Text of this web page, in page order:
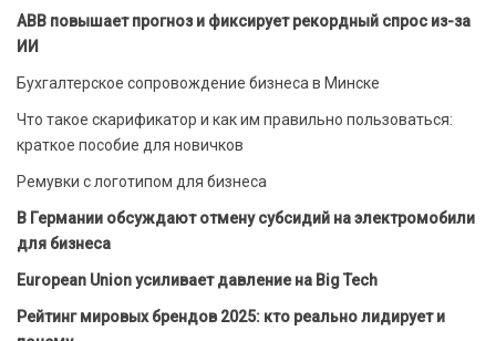
ABB повышает прогноз и фиксирует рекордный спрос из-за
ИИ
Бухгалтерское сопровождение бизнеса в Минске
Что такое скарификатор и как им правильно пользоваться:
краткое пособие для новичков
Ремувки с логотипом для бизнеса
В Германии обсуждают отмену субсидий на электромобили
для бизнеса
European Union усиливает давление на Big Tech
Рейтинг мировых брендов 2025: кто реально лидирует и